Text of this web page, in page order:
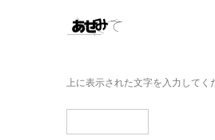
上に表示された文字を入力してく